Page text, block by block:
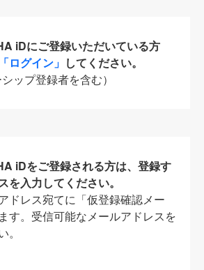
iDにご登録いただいている方
「ログイン」 してください。
ップ登録者を含む）
iDをご登録される方は、登録す
を入力してください。
ドレス宛てに「仮登録確認メー
す。受信可能なメールアドレスを